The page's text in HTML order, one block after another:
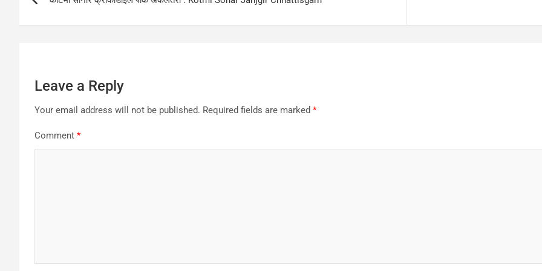
Leave a Reply
Your email address will not be published. Required fields are marked *
Comment *